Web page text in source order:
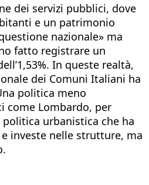
dei servizi pubblici, dove
e un patrimonio
nazionale» ma
fatto registrare un
In queste realtà,
dei Comuni Italiani ha
politica meno
come Lombardo, per
urbanistica che ha
investe nelle strutture, ma